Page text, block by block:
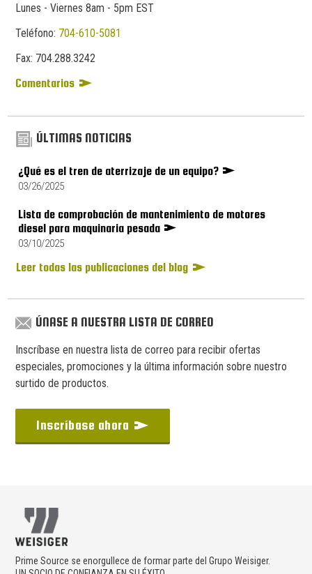
Lunes - Viernes 8am - 5pm EST
Teléfono: 704-610-5081
Fax: 704.288.3242
Comentarios
ÚLTIMAS NOTICIAS
¿Qué es el tren de aterrizaje de un equipo?
03/26/2025
Lista de comprobación de mantenimiento de motores
diesel para maquinaria pesada
03/10/2025
Leer todas las publicaciones del blog
ÚNASE A NUESTRA LISTA DE CORREO
Inscríbase en nuestra lista de correo para recibir ofertas
especiales, promociones y la última información sobre nuestro
surtido de productos.
Inscríbase ahora
Prime Source se enorgullece de formar parte del Grupo Weisiger.